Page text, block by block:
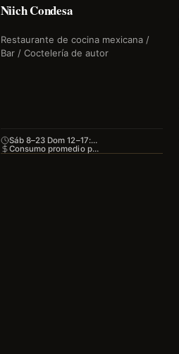
Niich Condesa
Restaurante de cocina mexicana /
Bar / Coctelería de autor
Sáb 8–23 Dom 12–17:…
Consumo promedio p…